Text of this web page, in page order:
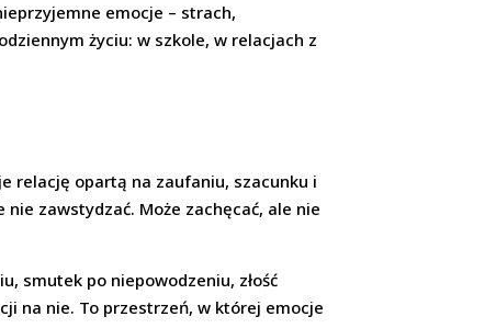
emocje – strach,
życiu: w szkole, w relacjach z
relację opartą na zaufaniu, szacunku i
zawstydzać. Może zachęcać, ale nie
smutek po niepowodzeniu, złość
na nie. To przestrzeń, w której emocje